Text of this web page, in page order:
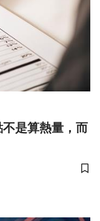
是算熱量，而
儲